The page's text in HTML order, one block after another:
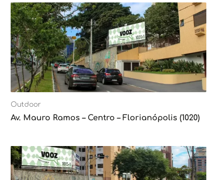
Outdoor
Av. Mauro Ramos – Centro – Florianópolis (1020)